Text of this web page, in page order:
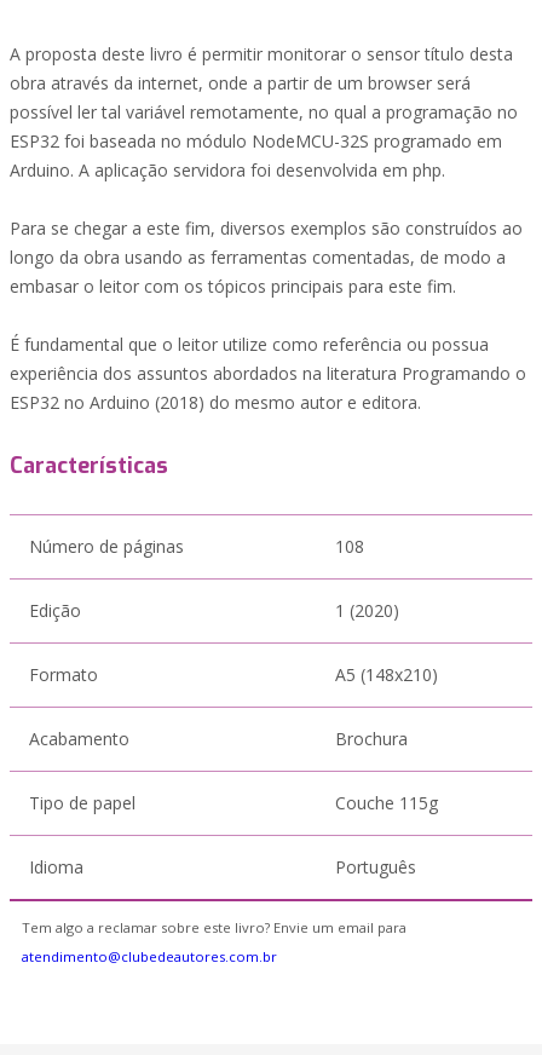
A proposta deste livro é permitir monitorar o sensor título desta
obra através da internet, onde a partir de um browser será
possível ler tal variável remotamente, no qual a programação no
ESP32 foi baseada no módulo NodeMCU-32S programado em
Arduino. A aplicação servidora foi desenvolvida em php.
Para se chegar a este fim, diversos exemplos são construídos ao
longo da obra usando as ferramentas comentadas, de modo a
embasar o leitor com os tópicos principais para este fim.
É fundamental que o leitor utilize como referência ou possua
experiência dos assuntos abordados na literatura Programando o
ESP32 no Arduino (2018) do mesmo autor e editora.
Características
Número de páginas 108
Edição 1 (2020)
Formato A5 (148x210)
Acabamento Brochura
Tipo de papel Couche 115g
Idioma Português
Tem algo a reclamar sobre este livro? Envie um email para
atendimento@clubedeautores.com.br